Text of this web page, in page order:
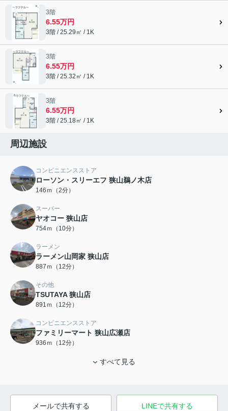
3階
6.55万円
3階 / 25.29㎡ / 1K
3階
6.55万円
3階 / 25.32㎡ / 1K
3階
6.55万円
3階 / 25.18㎡ / 1K
周辺施設
コンビニエンスストア
ローソン・スリーエフ 狭山鵜ノ木店
146ｍ（2分）
スーパー
ヤオコー 狭山店
754ｍ（10分）
ラーメン
ラーメン山岡家 狭山店
887ｍ（12分）
その他
TSUTAYA 狭山店
891ｍ（12分）
コンビニエンスストア
ファミリーマート 狭山広瀬店
936ｍ（12分）
すべて見る
メールで共有する LINEで共有する